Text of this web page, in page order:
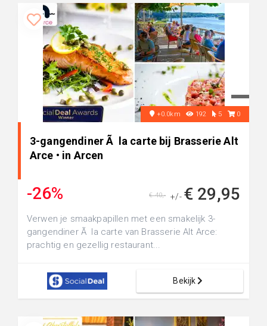
+0.0km 192 5 0
3-gangendiner Ã la carte bij Brasserie Alt
Arce • in Arcen
-26% +/- € 29,95
€ 40,-
Verwen je smaakpapillen met een smakelijk 3-
gangendiner Ã la carte van Brasserie Alt Arce:
prachtig en gezellig restaurant...
Bekijk